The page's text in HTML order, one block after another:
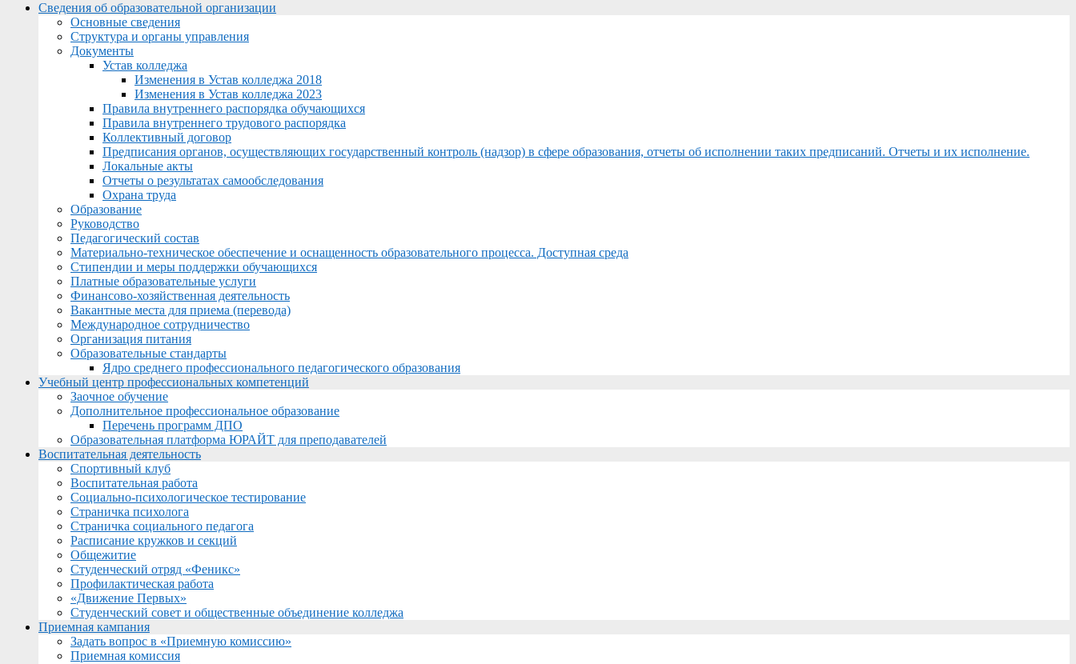
Menu
Сведения об образовательной организации
Основные сведения
Структура и органы управления
Документы
Устав колледжа
Изменения в Устав колледжа 2018
Изменения в Устав колледжа 2023
Правила внутреннего распорядка обучающихся
Правила внутреннего трудового распорядка
Коллективный договор
Предписания органов, осуществляющих государственный контроль (надзор) в сфере образования, отчеты об исполнении таких предписаний. Отчеты и их исполнение.
Локальные акты
Отчеты о результатах самообследования
Охрана труда
Образование
Руководство
Педагогический состав
Материально-техническое обеспечение и оснащенность образовательного процесса. Доступная среда
Стипендии и меры поддержки обучающихся
Платные образовательные услуги
Финансово-хозяйственная деятельность
Вакантные места для приема (перевода)
Международное сотрудничество
Организация питания
Образовательные стандарты
Ядро среднего профессионального педагогического образования
Учебный центр профессиональных компетенций
Заочное обучение
Дополнительное профессиональное образование
Перечень программ ДПО
Образовательная платформа ЮРАЙТ для преподавателей
Воспитательная деятельность
Спортивный клуб
Воспитательная работа
Социально-психологическое тестирование
Страничка психолога
Страничка социального педагога
Расписание кружков и секций
Общежитие
Студенческий отряд «Феникс»
Профилактическая работа
«Движение Первых»
Студенческий совет и общественные объединение колледжа
Приемная кампания
Задать вопрос в «Приемную комиссию»
Приемная комиссия